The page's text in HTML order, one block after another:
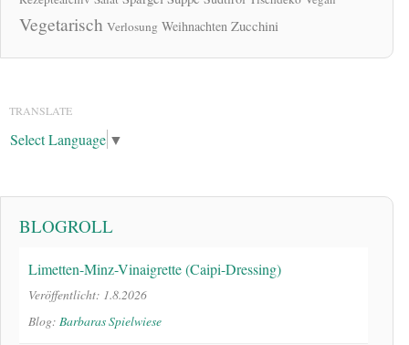
Vegetarisch Verlosung Weihnachten Zucchini
TRANSLATE
Select Language ▼
BLOGROLL
Limetten-Minz-Vinaigrette (Caipi-Dressing)
Veröffentlicht: 1.8.2026
Blog: Barbaras Spielwiese